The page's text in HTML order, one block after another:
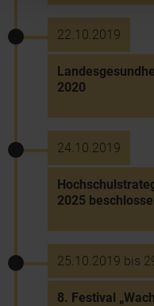
22.10.2019
2020
24.10.2019
2025
25.10.2019 bis
8. Festival